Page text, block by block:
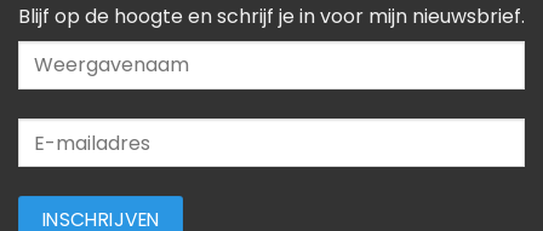
Blijf op de hoogte en schrijf je in voor mijn nieuwsbrief.